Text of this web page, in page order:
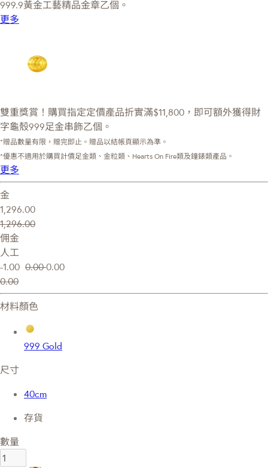
999.9黃金工藝精品金章乙個。
更多
雙重獎賞！購買指定定價產品折實滿$11,800，即可額外獲得財
字龜殼999足金串飾乙個。
*贈品數量有限，贈完即止。贈品以結帳頁顯示為準。
*優惠不適用於購買計價足金類、金粒類、Hearts On Fire類及鐘錶類產品。
更多
金
1,296.00
1,296.00
佣金
人工
-1.00 0.000.00
0.00
材料顏色
999 Gold
尺寸
40cm
存貨
數量